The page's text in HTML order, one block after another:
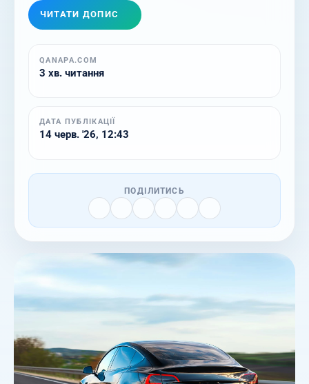
ЧИТАТИ ДОПИС
QANAPA.COM
3 хв. читання
ДАТА ПУБЛІКАЦІЇ
14 черв. '26, 12:43
ПОДІЛИТИСЬ